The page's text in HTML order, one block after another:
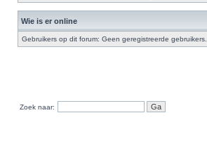
Wie is er online
Gebruikers op dit forum: Geen geregistreerde
Zoek naar: